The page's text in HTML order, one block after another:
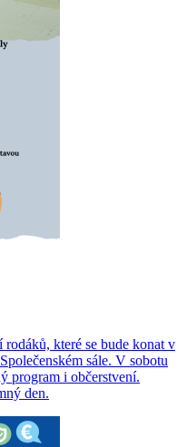
které se bude konat v
sále. V sobotu
program i občerstvení.
den.